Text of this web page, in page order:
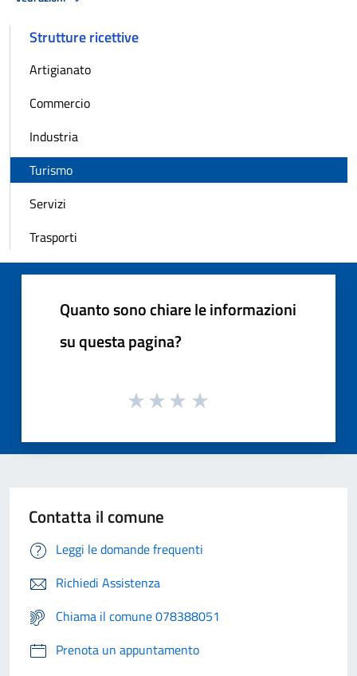
Strutture ricettive
Artigianato
Commercio
Industria
Turismo
Servizi
Trasporti
Quanto sono chiare le informazioni
su questa pagina?
Contatta il comune
Leggi le domande frequenti
Richiedi Assistenza
Chiama il comune 078388051
Prenota un appuntamento